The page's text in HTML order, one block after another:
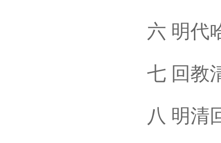
六 明代哈
七 回教清
八 明清回